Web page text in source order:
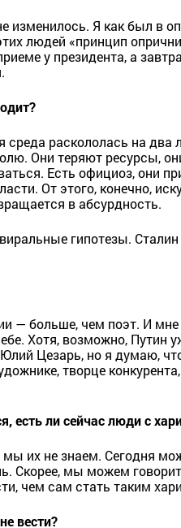
изменилось. Я как был в
людей «принцип
у президента, а
раскололась на два
Они теряют ресурсы,
Есть официоз, они
От этого, конечно,
в абсурдность.
гипотезы.
— больше, чем поэт. И
Хотя, возможно, Путин
Цезарь, но я думаю,
творце
есть ли сейчас люди с
их не знаем. Сегодня
Скорее, мы можем
чем сам стать таким
вести?